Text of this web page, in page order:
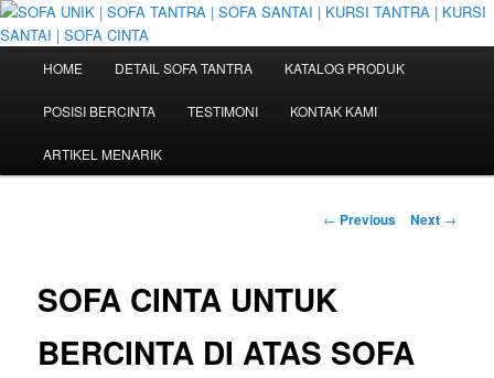
Skip
to
content
SANTAI | SOFA CINTA
Sofa Tantra | Kursi Santai | Sofa Cinta | Sofa Sex | Kursi Cinta | Hub: 08233
100 4433
e
HOME DETAIL SOFA TANTRA KATALOG PRODUK
POSISI BERCINTA TESTIMONI KONTAK KAMI
ARTIKEL MENARIK
P
t
n
← Previous Next →
SOFA CINTA UNTUK
BERCINTA DI ATAS SOFA